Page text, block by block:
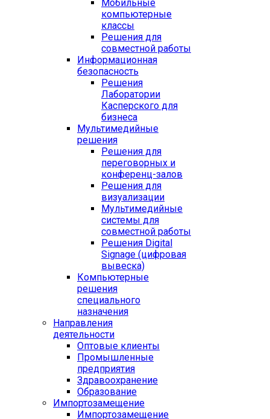
Мобильные
компьютерные
классы
Решения для
совместной работы
Информационная
безопасность
Решения
Лаборатории
Касперского для
бизнеса
Мультимедийные
решения
Решения для
переговорных и
конференц-залов
Решения для
визуализации
Мультимедийные
системы для
совместной работы
Решения Digital
Signage (цифровая
вывеска)
Компьютерные
решения
специального
назначения
Направления
деятельности
Оптовые клиенты
Промышленные
предприятия
Здравоохранение
Образование
Импортозамещение
Импортозамещение